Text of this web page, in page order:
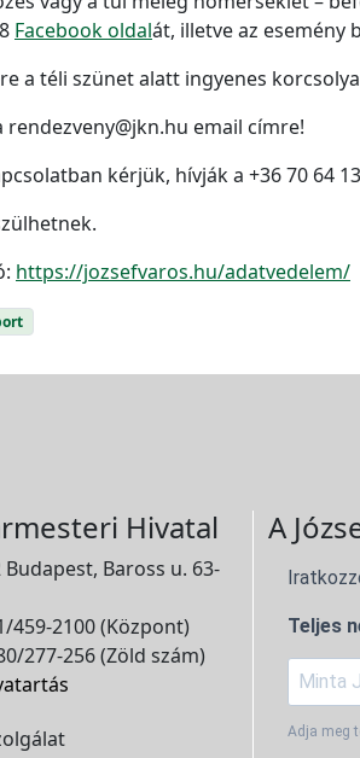
Facebook oldalát, illetve az esemény
a téli szünet alatt ingyenes
email címre!
kérjük, hívják a +36 70 64
https://jozsefvaros.hu/adatvedelem/
Hivatal
Budapest, Baross u. 63-
459-2100 (Központ)
277-256 (Zöld szám)
A
Teljes
Adja meg